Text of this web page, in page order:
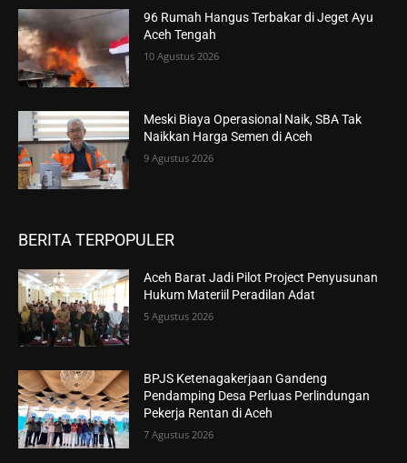
96 Rumah Hangus Terbakar di Jeget Ayu
Aceh Tengah
10 Agustus 2026
Meski Biaya Operasional Naik, SBA Tak
Naikkan Harga Semen di Aceh
9 Agustus 2026
BERITA TERPOPULER
Aceh Barat Jadi Pilot Project Penyusunan
Hukum Materiil Peradilan Adat
5 Agustus 2026
BPJS Ketenagakerjaan Gandeng
Pendamping Desa Perluas Perlindungan
Pekerja Rentan di Aceh
7 Agustus 2026